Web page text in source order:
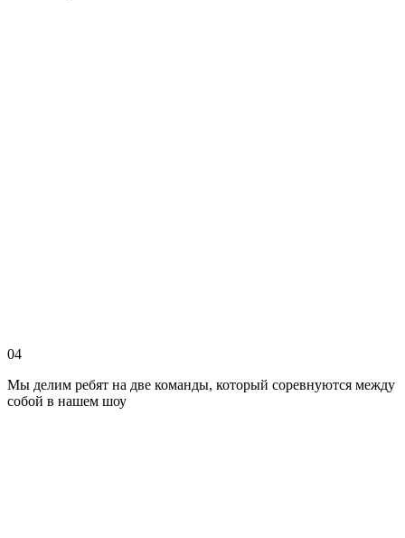
04
Мы делим ребят на две команды, который соревнуются между
собой в нашем шоу